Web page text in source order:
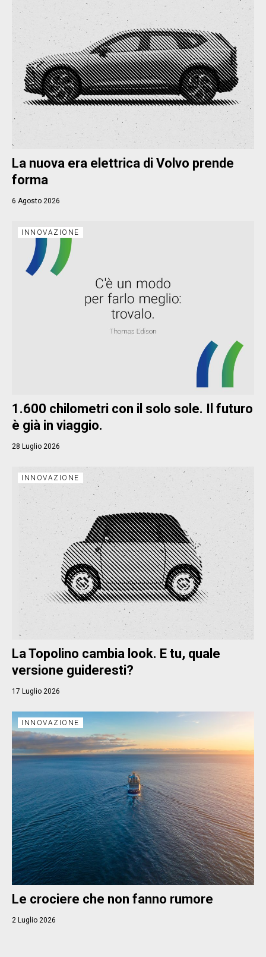
La nuova era elettrica di Volvo prende
forma
6 Agosto 2026
INNOVAZIONE
1.600 chilometri con il solo sole. Il futuro
è già in viaggio.
28 Luglio 2026
INNOVAZIONE
La Topolino cambia look. E tu, quale
versione guideresti?
17 Luglio 2026
INNOVAZIONE
Le crociere che non fanno rumore
2 Luglio 2026